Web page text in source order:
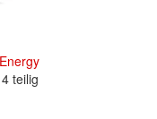
Energy
teilig